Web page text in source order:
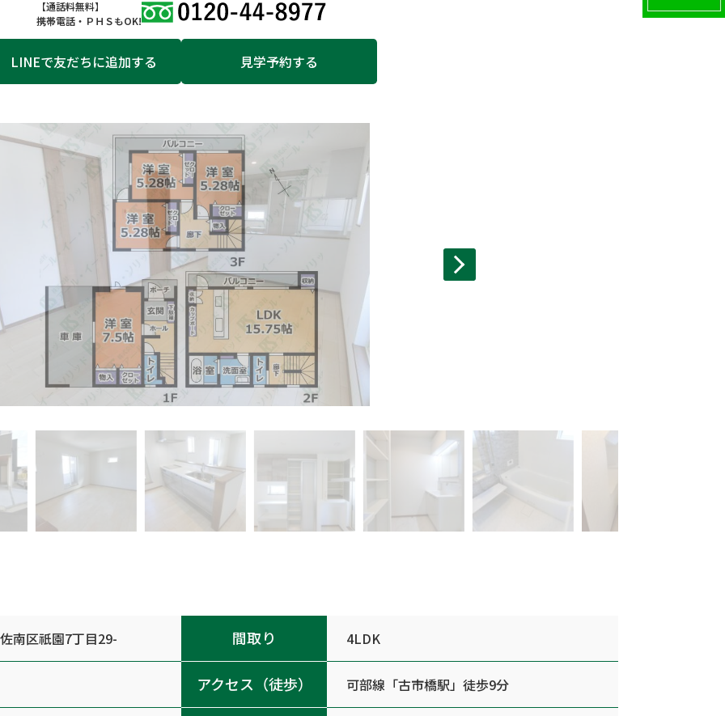
【通話料無料】
携帯電話・ＰＨＳもOK!
LINEで友だちに追加する 見学予約する
南区祇園7丁目29- 間取り 4LDK
アクセス（徒歩） 可部線「古市橋駅」徒歩9分